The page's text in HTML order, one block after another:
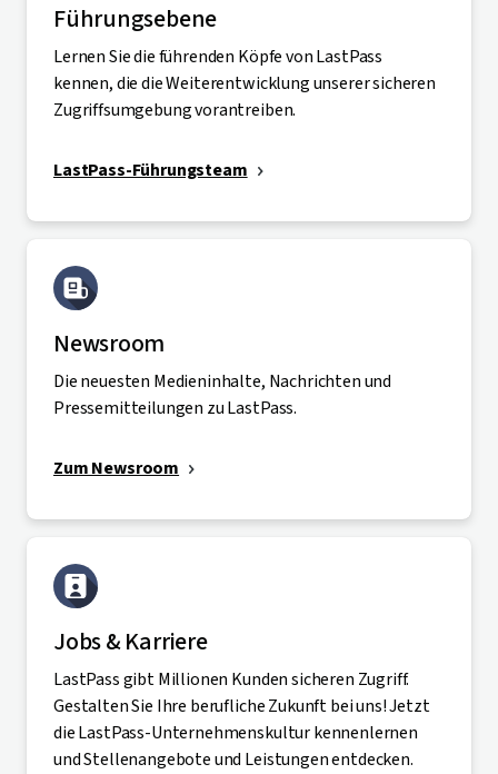
Führungsebene
Lernen Sie die führenden Köpfe von LastPass
kennen, die die Weiterentwicklung unserer sicheren
Zugriffsumgebung vorantreiben.
LastPass-Führungsteam
Newsroom
Die neuesten Medieninhalte, Nachrichten und
Pressemitteilungen zu LastPass.
Zum Newsroom
Jobs & Karriere
LastPass gibt Millionen Kunden sicheren Zugriff.
Gestalten Sie Ihre berufliche Zukunft bei uns! Jetzt
die LastPass-Unternehmenskultur kennenlernen
und Stellenangebote und Leistungen entdecken.